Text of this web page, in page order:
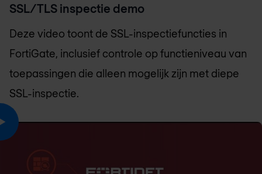
SSL/TLS inspectie demo
Deze video toont de SSL-inspectiefuncties in
FortiGate, inclusief controle op functieniveau van
toepassingen die alleen mogelijk zijn met diepe
SSL-inspectie.